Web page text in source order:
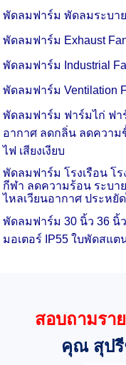
พัดลมฟาร์ม พัดลมระบา
พัดลมฟาร์ม Exhaust
พัดลมฟาร์ม Industrial
พัดลมฟาร์ม Ventilation
พัดลมฟาร์ม ฟาร์มไก่ ฟา
อากาศ ลดกลิ่น ลดความ
ไฟ เสียงเงียบ
พัดลมฟาร์ม โรงเรือน โร
กีฬา ลดความร้อน ระบา
ไหลเวียนอากาศ ประหยัด
พัดลมฟาร์ม 30 นิ้ว36 นิ้
มอเตอร์ IP55 ใบพัดสแต
สอบถามรา
คุณ สุป